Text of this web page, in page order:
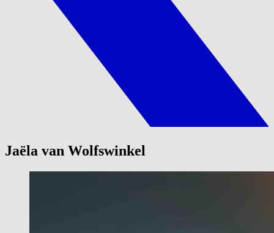
Jaëla van Wolfswinkel